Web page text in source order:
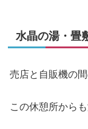
水晶の湯・畳
売店と自販機の間
この休憩所から